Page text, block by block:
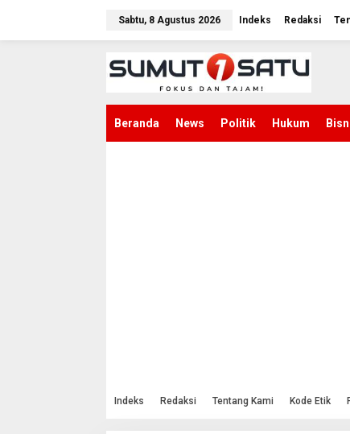
Sabtu, 8 Agustus 2026 Indeks Redaksi
Beranda News Politik Hukum
Indeks Redaksi Tentang Kami Kode Etik